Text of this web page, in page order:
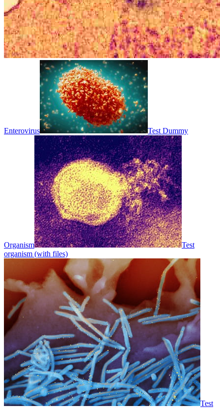
Enterovirus Test Dummy
Organism
Test
organism (with files)
Test